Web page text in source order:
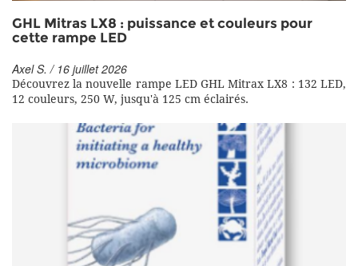
GHL Mitras LX8 : puissance et couleurs pour
cette rampe LED
Axel S. / 16 juillet 2026
Découvrez la nouvelle rampe LED GHL Mitrax LX8 : 132 LED,
12 couleurs, 250 W, jusqu'à 125 cm éclairés.